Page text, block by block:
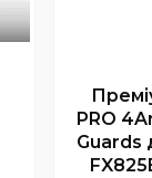
PRO
Guards